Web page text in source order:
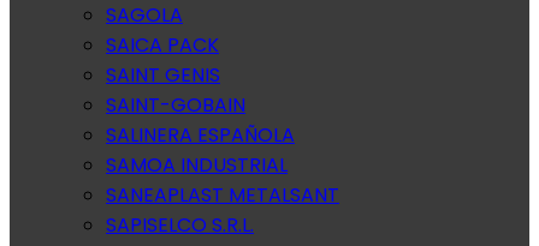
SAGOLA
SAICA PACK
SAINT GENIS
SAINT-GOBAIN
SALINERA ESPAÑOLA
SAMOA INDUSTRIAL
SANEAPLAST METALSANT
SAPISELCO S.R.L.